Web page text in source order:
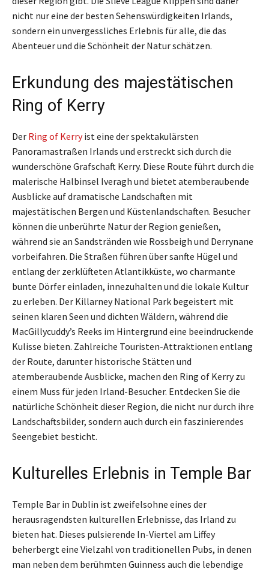
nicht nur eine der besten Sehenswürdigkeiten Irlands,
sondern ein unvergessliches Erlebnis für alle, die das
Abenteuer und die Schönheit der Natur schätzen.
Erkundung des majestätischen
Ring of Kerry
Der Ring of Kerryist eine der spektakulärsten
Panoramastraßen Irlands und erstreckt sich durch die
wunderschöne Grafschaft Kerry. Diese Route führt durch die
malerische Halbinsel Iveragh und bietet atemberaubende
Ausblicke auf dramatische Landschaften mit
majestätischen Bergen und Küstenlandschaften. Besucher
können die unberührte Natur der Region genießen,
während sie an Sandstränden wie Rossbeigh und Derrynane
vorbeifahren. Die Straßen führen über sanfte Hügel und
entlang der zerklüfteten Atlantikküste, wo charmante
bunte Dörfer einladen, innezuhalten und die lokale Kultur
zu erleben. Der Killarney National Park begeistert mit
seinen klaren Seen und dichten Wäldern, während die
MacGillycuddy’s Reeks im Hintergrund eine beeindruckende
Kulisse bieten. Zahlreiche Touristen-Attraktionen entlang
der Route, darunter historische Stätten und
atemberaubende Ausblicke, machen den Ring of Kerry zu
einem Muss für jeden Irland-Besucher. Entdecken Sie die
natürliche Schönheit dieser Region, die nicht nur durch ihre
Landschaftsbilder, sondern auch durch ein faszinierendes
Seengebiet besticht.
Kulturelles Erlebnis in Temple Bar
Temple Bar in Dublin ist zweifelsohne eines der
herausragendsten kulturellen Erlebnisse, das Irland zu
bieten hat. Dieses pulsierende In-Viertel am Liffey
beherbergt eine Vielzahl von traditionellen Pubs, in denen
man neben dem berühmten Guinness auch die lebendige